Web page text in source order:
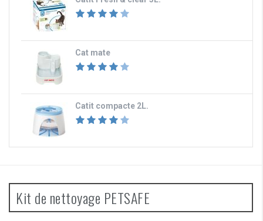
Cat mate
Catit compacte 2L.
Kit de nettoyage PETSAFE